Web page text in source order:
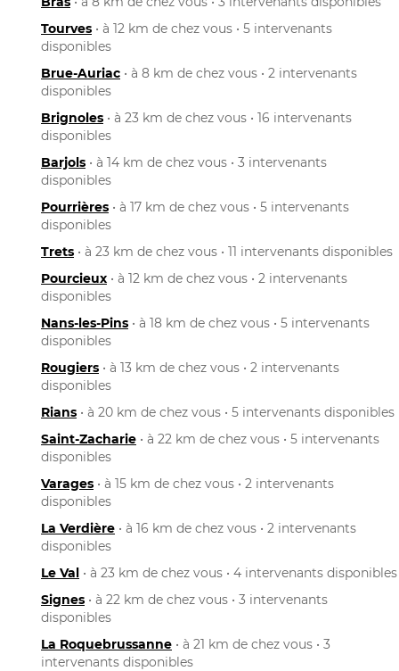
Tourves • à 12 km de chez vous • 5 intervenants
disponibles
Brue-Auriac • à 8 km de chez vous • 2 intervenants
disponibles
Brignoles • à 23 km de chez vous • 16 intervenants
disponibles
Barjols • à 14 km de chez vous • 3 intervenants
disponibles
Pourrières • à 17 km de chez vous • 5 intervenants
disponibles
Trets • à 23 km de chez vous • 11 intervenants disponibles
Pourcieux • à 12 km de chez vous • 2 intervenants
disponibles
Nans-les-Pins • à 18 km de chez vous • 5 intervenants
disponibles
Rougiers • à 13 km de chez vous • 2 intervenants
disponibles
Rians • à 20 km de chez vous • 5 intervenants disponibles
Saint-Zacharie • à 22 km de chez vous • 5 intervenants
disponibles
Varages • à 15 km de chez vous • 2 intervenants
disponibles
La Verdière • à 16 km de chez vous • 2 intervenants
disponibles
Le Val • à 23 km de chez vous • 4 intervenants disponibles
Signes • à 22 km de chez vous • 3 intervenants
disponibles
La Roquebrussanne • à 21 km de chez vous • 3
intervenants disponibles